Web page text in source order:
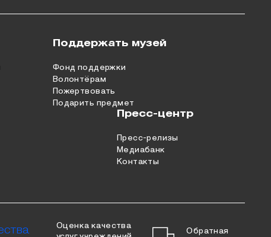
Поддержать музей
Фонд поддержки
Волонтёрам
Пожертвовать
Подарить предмет
Пресс-центр
Пресс-релизы
Медиабанк
Контакты
Оценка качества
Обратная